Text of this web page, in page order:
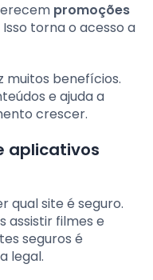
promoções
torna o acesso a
muitos benefícios.
e ajuda a
crescer.
aplicativos
qual site é seguro.
assistir filmes e
seguros é
legal.